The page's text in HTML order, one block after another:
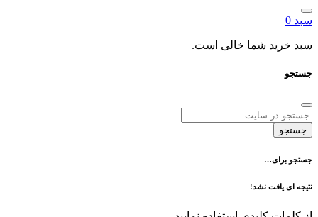
شما خالی است.
نشد!